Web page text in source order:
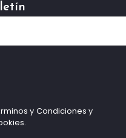
y Condiciones y